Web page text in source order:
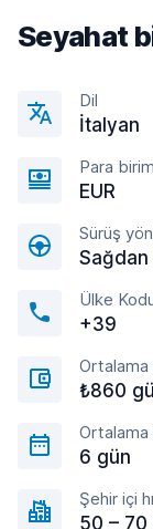
Seyahat
Dil
İtalyan
Para
EUR
Sürüş
Ülke
+39
Ortalama
₺860
Ortalama
6 gün
Şehir içi
50 – 70